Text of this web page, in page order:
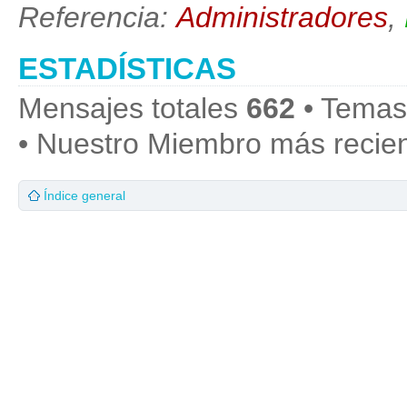
Referencia:Administradores,
ESTADÍSTICAS
Mensajes totales 662 •
• Nuestro Miembro más
Índice general